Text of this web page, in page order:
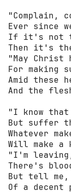
"Complain,
Ever since
If it's not
Then it's
"May Christ
For making
Amid these
And the
"I know
But suffer
Whatever
Will make
"I'm
There's
But tell me,
Of a decent